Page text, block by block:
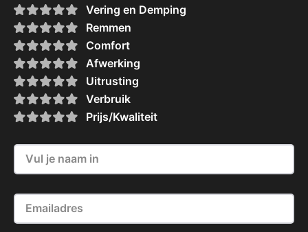
Vering en Demping
Remmen
Comfort
Afwerking
Uitrusting
Verbruik
Prijs/Kwaliteit